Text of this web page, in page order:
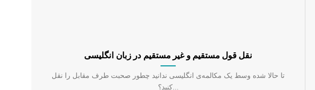
نقل قول مستقیم و غیر مستقیم در زبان انگلیسی
تا حالا شده وسط یک مکالمه‌ی انگلیسی ندانید چطور صحبت طرف مقابل را نقل
کنید؟...